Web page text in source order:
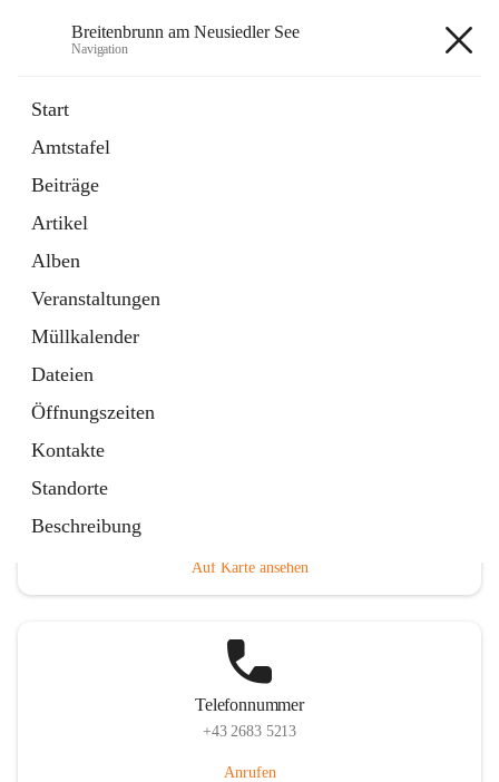
Breitenbrunn am Neusiedler See
Navigation
Start
Amtstafel
Beiträge
Artikel
Alben
Veranstaltungen
Müllkalender
Dateien
Öffnungszeiten
Kontakte
Standorte
Beschreibung
18 Schnellzugriffe
Gemeindeservice
Auf Karte ansehen
Telefonnummer
+43 2683 5213
Anrufen